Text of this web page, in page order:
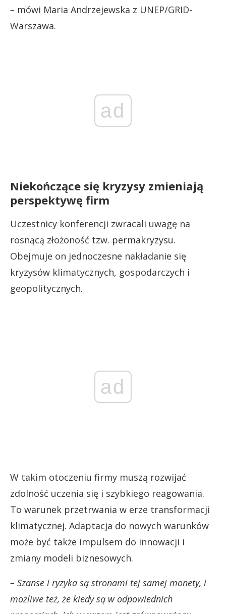
– mówi Maria Andrzejewska z UNEP/GRID-
Warszawa.
ad
Niekończące się kryzysy zmieniają
perspektywę firm
Uczestnicy konferencji zwracali uwagę na
rosnącą złożoność tzw. permakryzysu.
Obejmuje on jednoczesne nakładanie się
kryzysów klimatycznych, gospodarczych i
geopolitycznych.
ad
W takim otoczeniu firmy muszą rozwijać
zdolność uczenia się i szybkiego reagowania.
To warunek przetrwania w erze transformacji
klimatycznej. Adaptacja do nowych warunków
może być także impulsem do innowacji i
zmiany modeli biznesowych.
– Szanse i ryzyka są stronami tej samej monety, i
możliwe też, że kiedy są w odpowiednich